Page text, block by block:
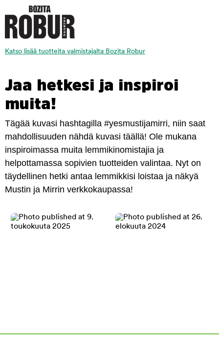
Katso lisää tuotteita valmistajalta Bozita Robur
Jaa hetkesi ja inspiroi
muita!
Tägää kuvasi hashtagilla #yesmustijamirri, niin saat
mahdollisuuden nähdä kuvasi täällä! Ole mukana
inspiroimassa muita lemmikinomistajia ja
helpottamassa sopivien tuotteiden valintaa. Nyt on
täydellinen hetki antaa lemmikkisi loistaa ja näkyä
Mustin ja Mirrin verkkokaupassa!